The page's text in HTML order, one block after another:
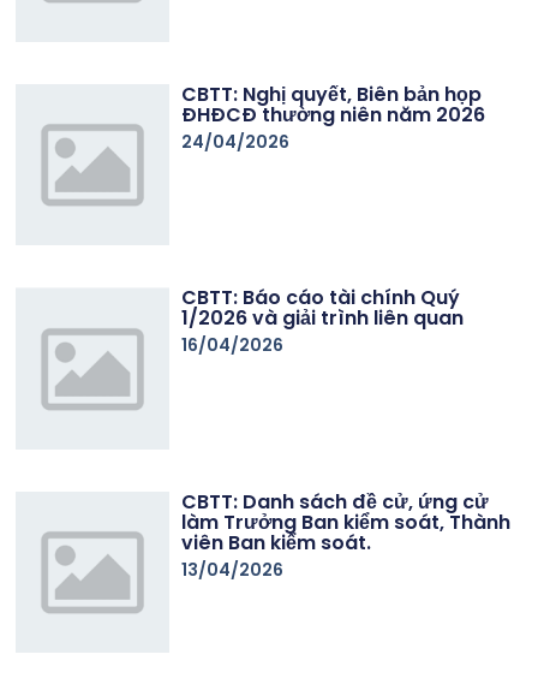
CBTT: Nghị quyết, Biên bản họp
ĐHĐCĐ thường niên năm 2026
24/04/2026
CBTT: Báo cáo tài chính Quý
1/2026 và giải trình liên quan
16/04/2026
CBTT: Danh sách đề cử, ứng cử
làm Trưởng Ban kiểm soát, Thành
viên Ban kiểm soát.
13/04/2026